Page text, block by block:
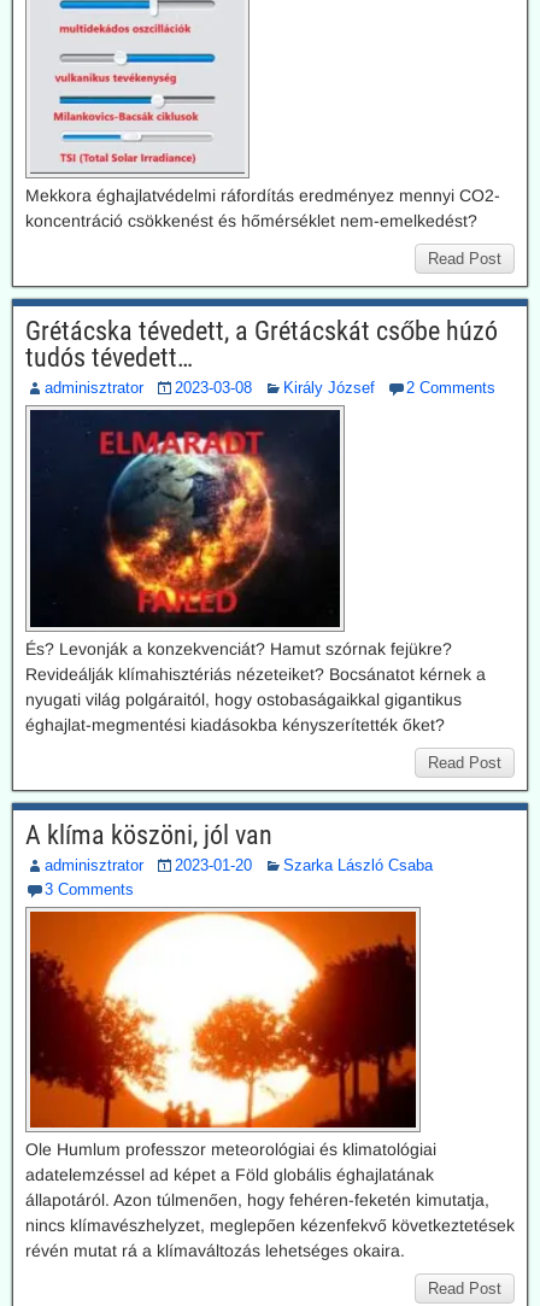
Mekkora éghajlatvédelmi ráfordítás eredményez mennyi CO2-
koncentráció csökkenést és hőmérséklet nem-emelkedést?
Read Post
Grétácska tévedett, a Grétácskát csőbe húzó
tudós tévedett…
adminisztrator 2023-03-08 Király József 2 Comments
És? Levonják a konzekvenciát? Hamut szórnak fejükre?
Revideálják klímahisztériás nézeteiket? Bocsánatot kérnek a
nyugati világ polgáraitól, hogy ostobaságaikkal gigantikus
éghajlat-megmentési kiadásokba kényszerítették őket?
Read Post
A klíma köszöni, jól van
adminisztrator 2023-01-20
Szarka László Csaba
3 Comments
Ole Humlum professzor meteorológiai és klimatológiai
adatelemzéssel ad képet a Föld globális éghajlatának
állapotáról. Azon túlmenően, hogy fehéren-feketén kimutatja,
nincs klímavészhelyzet, meglepően kézenfekvő következtetések
révén mutat rá a klímaváltozás lehetséges okaira.
Read Post